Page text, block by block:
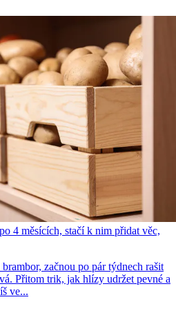
4 měsících, stačí k nim přidat věc,
začnou po pár týdnech rašit
Přitom trik, jak hlízy udržet pevné a
ve...